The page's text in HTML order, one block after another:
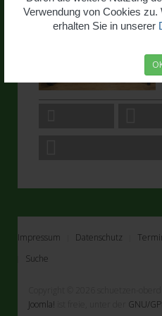
Verwendung von Cookies
erhalten Sie in unserer
Impressum Datenschutz
Suche
Joomla!
GNU/